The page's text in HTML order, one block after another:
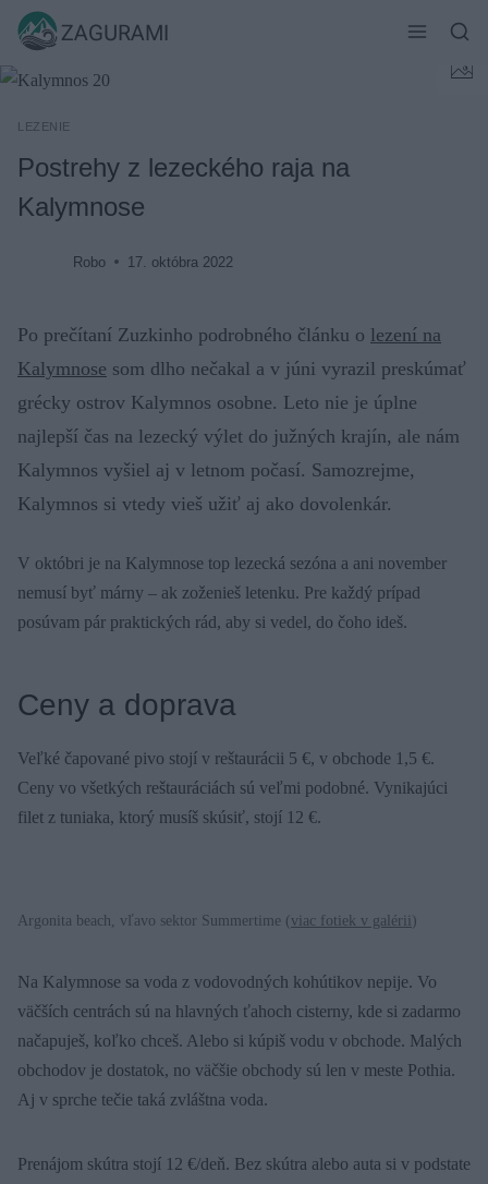
Skip
content
ZAGURAMI
LEZENIE
Postrehy z lezeckého raja na
Kalymnose
Robo 17. októbra 2022
Po prečítaní Zuzkinho podrobného článku o lezení na
Kalymnose som dlho nečakal a v júni vyrazil preskúmať
grécky ostrov Kalymnos osobne. Leto nie je úplne
najlepší čas na lezecký výlet do južných krajín, ale nám
Kalymnos vyšiel aj v letnom počasí. Samozrejme,
Kalymnos si vtedy vieš užiť aj ako dovolenkár.
V októbri je na Kalymnose top lezecká sezóna a ani november
nemusí byť márny – ak zoženieš letenku. Pre každý prípad
posúvam pár praktických rád, aby si vedel, do čoho ideš.
Ceny a doprava
Veľké čapované pivo stojí v reštaurácii 5 €, v obchode 1,5 €.
Ceny vo všetkých reštauráciách sú veľmi podobné. Vynikajúci
filet z tuniaka, ktorý musíš skúsiť, stojí 12 €.
Argonita beach, vľavo sektor Summertime (viac fotiek v galérii )
Na Kalymnose sa voda z vodovodných kohútikov nepije. Vo
väčších centrách sú na hlavných ťahoch cisterny, kde si zadarmo
načapuješ, koľko chceš. Alebo si kúpiš vodu v obchode. Malých
obchodov je dostatok, no väčšie obchody sú len v meste Pothia.
Aj v sprche tečie taká zvláštna voda.
Prenájom skútra stojí 12 €/deň. Bez skútra alebo auta si v podstate